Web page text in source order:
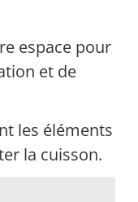
espace pour
et de
les éléments
la cuisson.